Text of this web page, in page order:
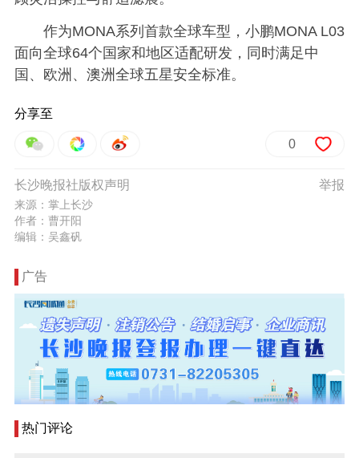
作为MONA系列首款全球车型，小鹏MONA L03
面向全球64个国家和地区适配研发，同时满足中
国、欧洲、澳洲全球五星安全标准。
分享至
0
举报
长沙晚报社版权声明
来源：掌上长沙
作者：曹开阳
编辑：吴鑫矾
广告
热门评论